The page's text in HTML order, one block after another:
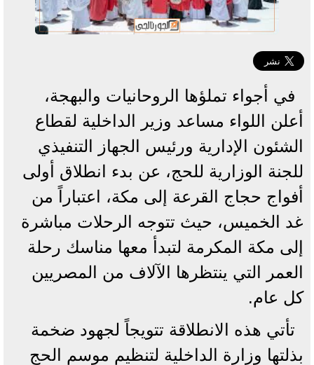
في أجواء تملؤها الروحانيات والبهجة،
أعلن اللواء مساعد وزير الداخلية لقطاع
الشئون الإدارية ورئيس الجهاز التنفيذي
للجنة الوزارية للحج، عن بدء انطلاق أولى
أفواج حجاج القرعة إلى مكة، اعتباراً من
غد الخميس، حيث تتوجه الرحلات مباشرة
إلى مكة المكرمة لتبدأ معها مناسك رحلة
العمر التي ينتظرها الآلاف من المصريين
كل عام.
تأتي هذه الانطلاقة تتويجاً لجهود ضخمة
بذلتها وزارة الداخلية لتنظيم موسم الحج